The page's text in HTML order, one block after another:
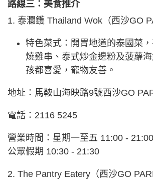
路線三：美食推介
1. 泰瀾鑊 Thailand Wok（西沙GO
特色菜式：開胃地道的泰國菜
燒雞串、泰式炒金邊粉及菠蘿
孩都喜愛，寵物友善。
地址：馬鞍山海映路9號西沙GO
電話：2116 5245
營業時間：星期一至五 11:00 -
公眾假期 10:30 - 21:30
2. The Pantry Eatery（西沙GO